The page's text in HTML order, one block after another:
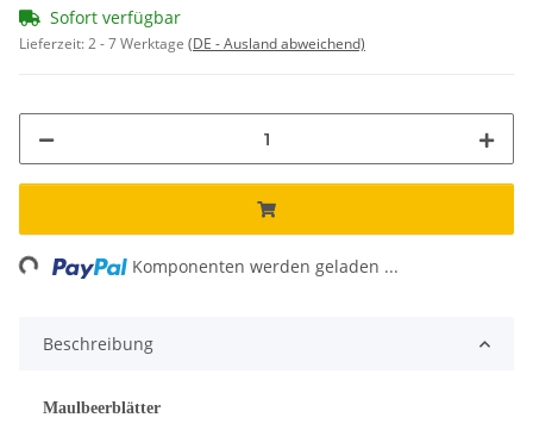
Sofort verfügbar
Lieferzeit:2 - 7 Werktage (DE - Ausland abweichend)
Komponenten werden geladen ...
Beschreibung
Maulbeerblätter